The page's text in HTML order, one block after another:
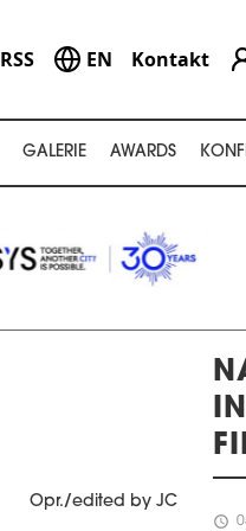
RSS EN Kontakt
GALERIE AWARDS
Opr./edited by JC
schedule